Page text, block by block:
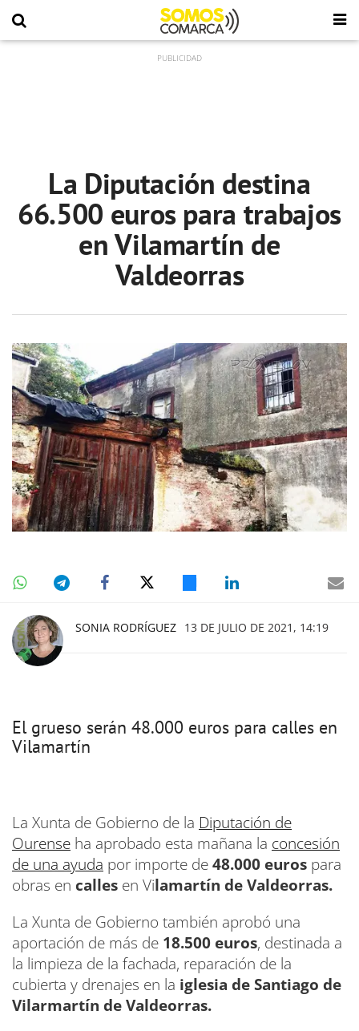
La Diputación destina
66.500 euros para trabajos
en Vilamartín de
Valdeorras
SONIA RODRÍGUEZ 13 DE JULIO DE 2021, 14:19
El grueso serán 48.000 euros para calles en
Vilamartín
La Xunta de Gobierno de la Diputación de
Ourense ha aprobado esta mañana la concesión
de una ayuda por importe de48.000 euros para
obras en calles en Vilamartín de Valdeorras.
La Xunta de Gobierno también aprobó una
aportación de más de 18.500 euros, destinada a
la limpieza de la fachada, reparación de la
cubierta y drenajes en la iglesia de Santiago de
Vilarmartín de Valdeorras.